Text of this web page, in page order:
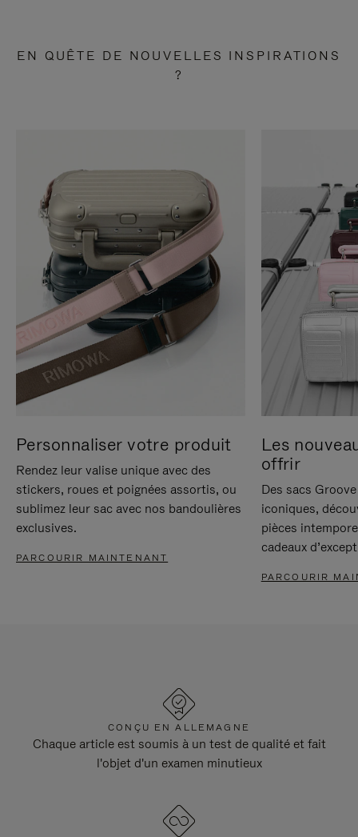
EN QUÊTE DE NOUVELLES INSPIRATIONS
?
Personnaliser votre produit
Rendez leur valise unique avec des
stickers, roues et poignées assortis, ou
sublimez leur sac avec nos bandoulières
exclusives.
PARCOURIR MAINTENANT
Les
offrir
Des sacs
iconiques,
pièces
cadeaux
PARCOURIR
CONÇU EN ALLEMAGNE
Chaque article est soumis à un test de qualité et fait
l'objet d'un examen minutieux